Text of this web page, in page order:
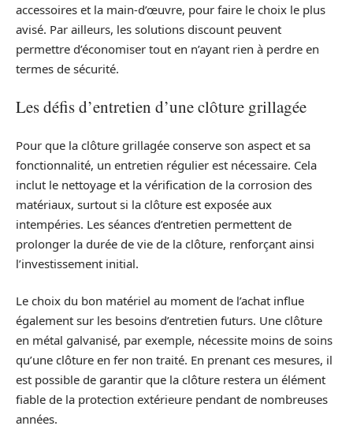
accessoires et la main-d’œuvre, pour faire le choix le plus
avisé. Par ailleurs, les solutions discount peuvent
permettre d’économiser tout en n’ayant rien à perdre en
termes de sécurité.
Les défis d’entretien d’une clôture grillagée
Pour que la clôture grillagée conserve son aspect et sa
fonctionnalité, un entretien régulier est nécessaire. Cela
inclut le nettoyage et la vérification de la corrosion des
matériaux, surtout si la clôture est exposée aux
intempéries. Les séances d’entretien permettent de
prolonger la durée de vie de la clôture, renforçant ainsi
l’investissement initial.
Le choix du bon matériel au moment de l’achat influe
également sur les besoins d’entretien futurs. Une clôture
en métal galvanisé, par exemple, nécessite moins de soins
qu’une clôture en fer non traité. En prenant ces mesures, il
est possible de garantir que la clôture restera un élément
fiable de la protection extérieure pendant de nombreuses
années.